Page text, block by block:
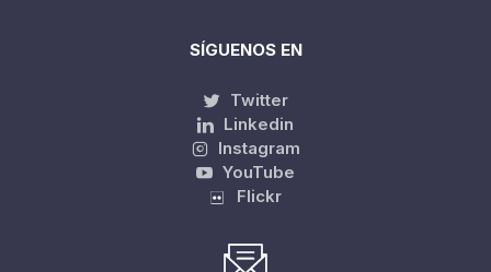
SÍGUENOS EN
Twitter
Linkedin
Instagram
YouTube
Flickr